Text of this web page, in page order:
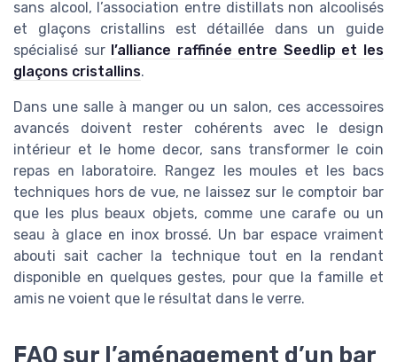
sans alcool, l’association entre distillats non alcoolisés
et glaçons cristallins est détaillée dans un guide
spécialisé sur l’alliance raffinée entre Seedlip et les
glaçons cristallins.
Dans une salle à manger ou un salon, ces accessoires
avancés doivent rester cohérents avec le design
intérieur et le home decor, sans transformer le coin
repas en laboratoire. Rangez les moules et les bacs
techniques hors de vue, ne laissez sur le comptoir bar
que les plus beaux objets, comme une carafe ou un
seau à glace en inox brossé. Un bar espace vraiment
abouti sait cacher la technique tout en la rendant
disponible en quelques gestes, pour que la famille et
amis ne voient que le résultat dans le verre.
FAQ sur l’aménagement d’un bar